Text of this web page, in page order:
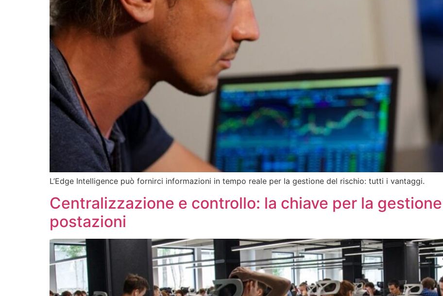
L’Edge Intelligence può fornirci informazioni in tempo reale per la gestione del rischio: tutti i vantaggi.
Centralizzazione e controllo: la chiave per la
postazioni